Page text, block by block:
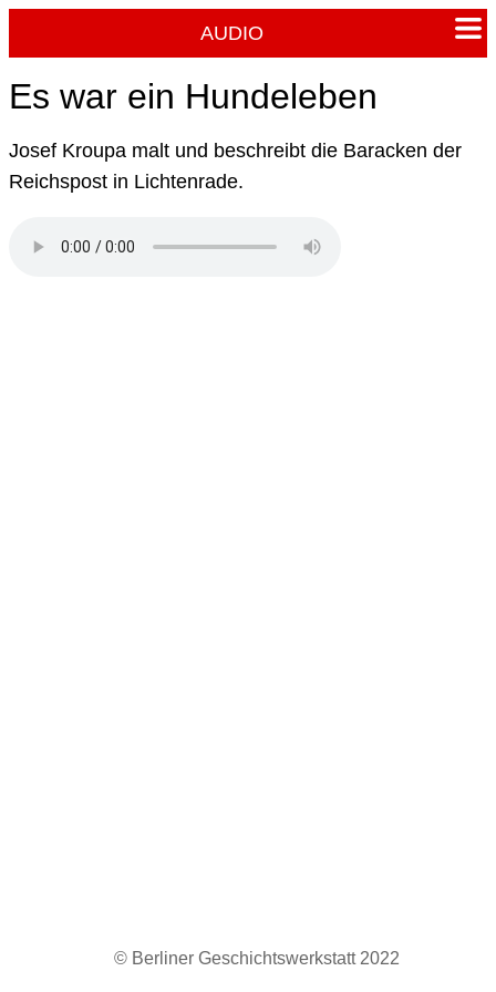
AUDIO
Es war ein Hundeleben
Josef Kroupa malt und beschreibt die Baracken der
Reichspost in Lichtenrade.
© Berliner Geschichtswerkstatt 2022